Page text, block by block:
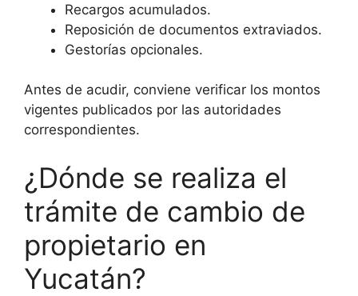
Recargos acumulados.
Reposición de documentos extraviados.
Gestorías opcionales.
Antes de acudir, conviene verificar los montos
vigentes publicados por las autoridades
correspondientes.
¿Dónde se realiza el
trámite de cambio de
propietario en
Yucatán?